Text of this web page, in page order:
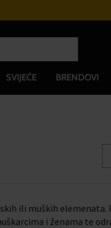
SVIJEĆE BRENDOVI
ili muških
i ženama te